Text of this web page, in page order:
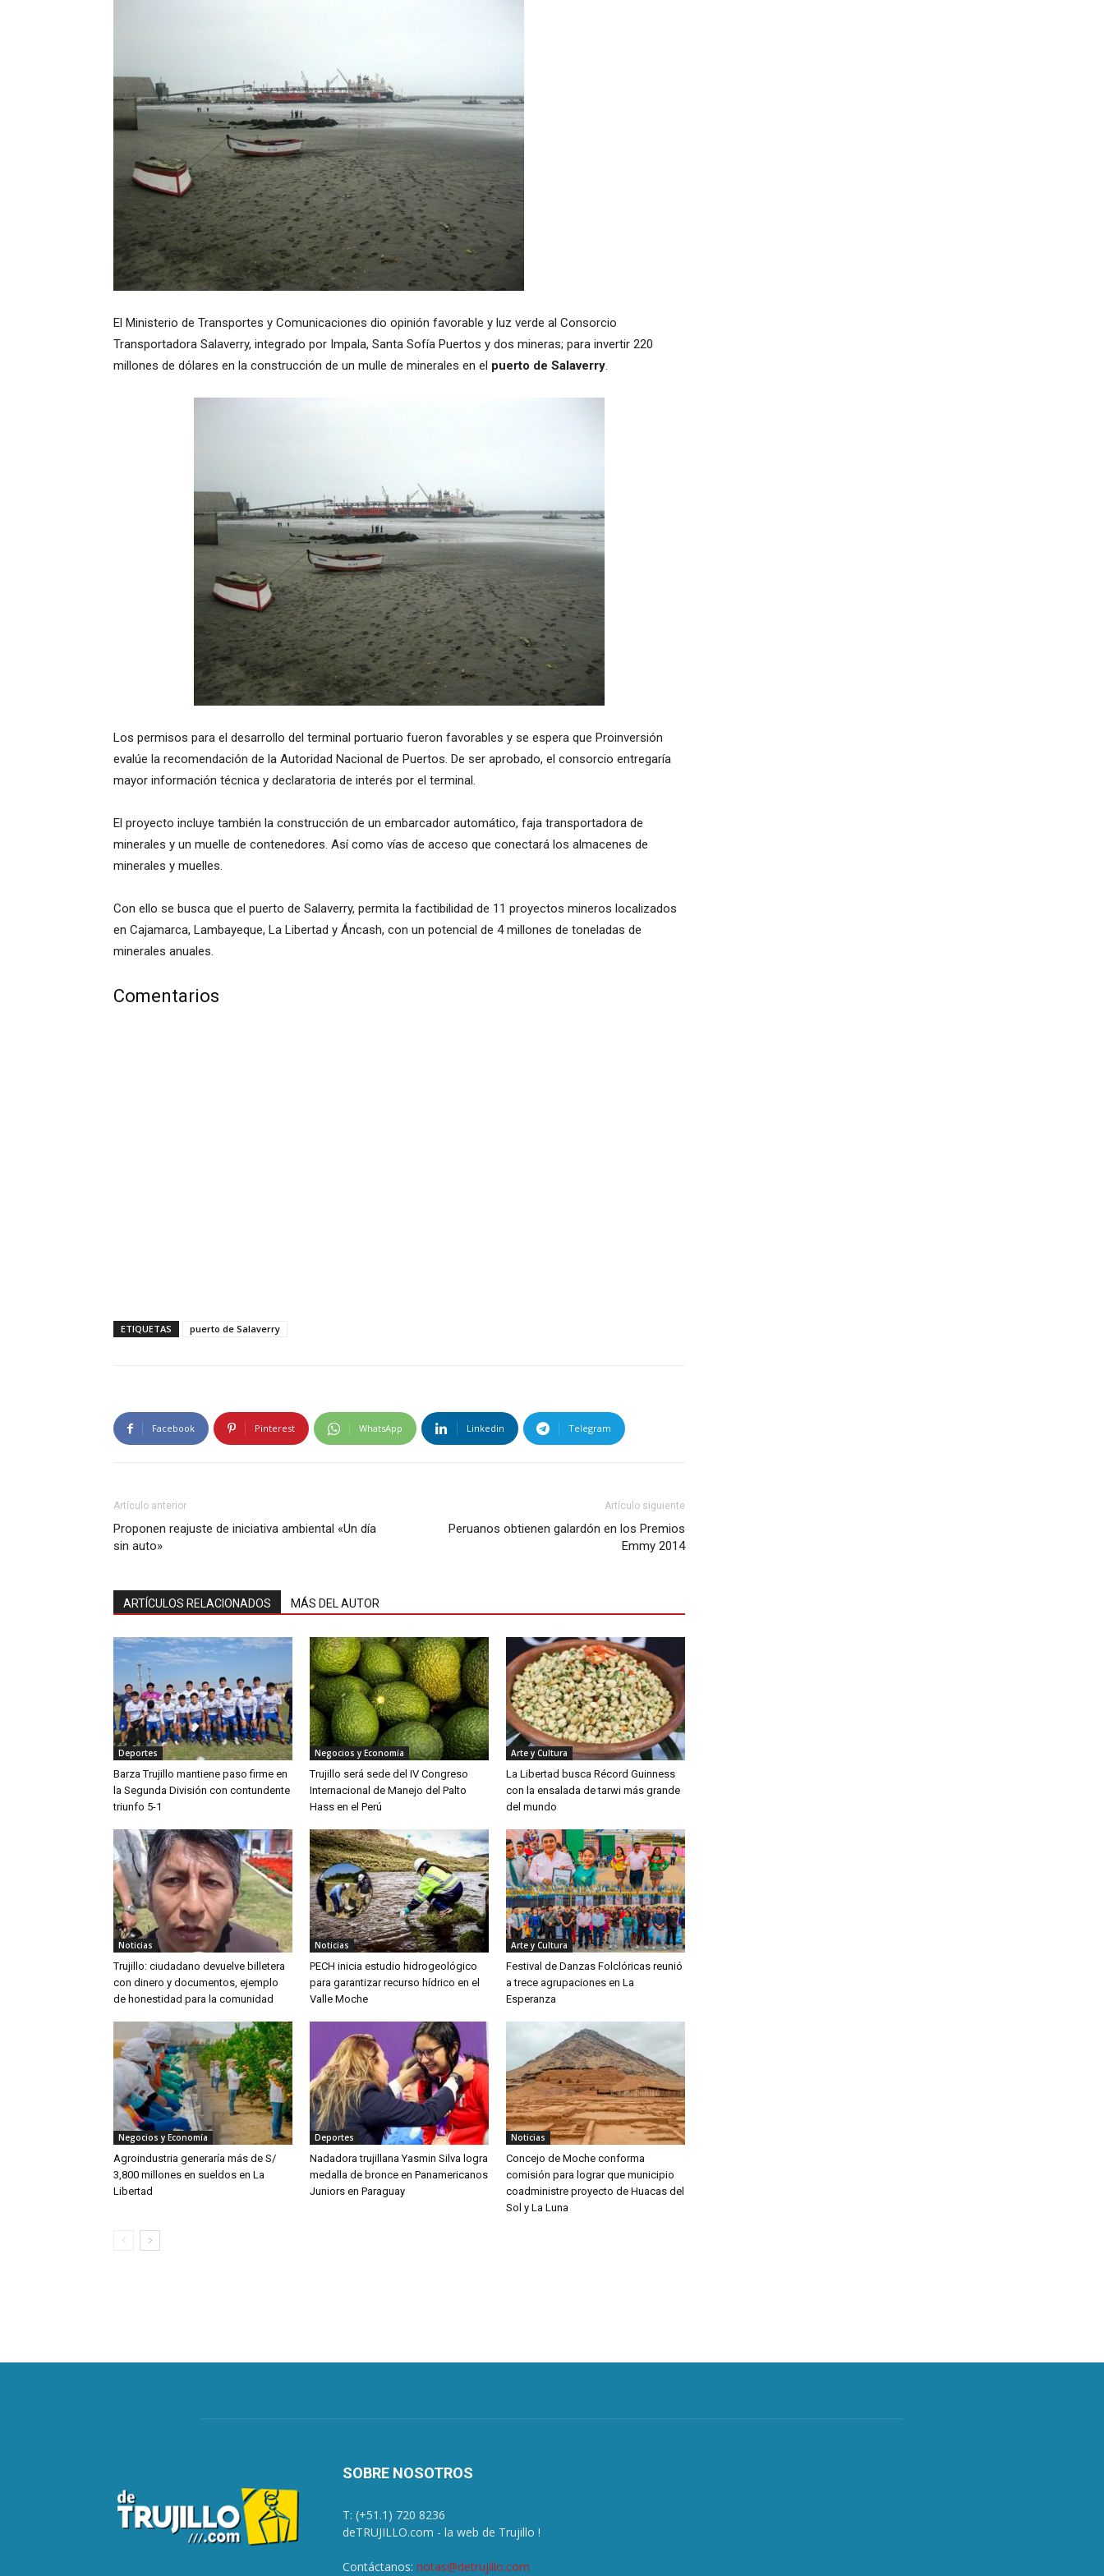
El Ministerio de Transportes y Comunicaciones dio opinión favorable y luz verde al Consorcio
Transportadora Salaverry, integrado por Impala, Santa Sofía Puertos y dos mineras; para invertir 220
millones de dólares en la construcción de un mulle de minerales en el puerto de Salaverry.
Los permisos para el desarrollo del terminal portuario fueron favorables y se espera que Proinversión
evalúe la recomendación de la Autoridad Nacional de Puertos. De ser aprobado, el consorcio entregaría
mayor información técnica y declaratoria de interés por el terminal.
El proyecto incluye también la construcción de un embarcador automático, faja transportadora de
minerales y un muelle de contenedores. Así como vías de acceso que conectará los almacenes de
minerales y muelles.
Con ello se busca que el puerto de Salaverry, permita la factibilidad de 11 proyectos mineros localizados
en Cajamarca, Lambayeque, La Libertad y Áncash, con un potencial de 4 millones de toneladas de
minerales anuales.
Comentarios
ETIQUETAS puerto de Salaverry
Facebook Pinterest WhatsApp Linkedin Telegram
Artículo anterior
Proponen reajuste de iniciativa ambiental «Un día
sin auto»
Artículo siguiente
Peruanos obtienen galardón en los Premios
Emmy 2014
ARTÍCULOS RELACIONADOS MÁS DEL AUTOR
Deportes
Barza Trujillo mantiene paso firme en
la Segunda División con contundente
triunfo 5-1
Negocios y Economía
Trujillo será sede del IV Congreso
Internacional de Manejo del Palto
Hass en el Perú
Arte y Cultura
La Libertad busca Récord Guinness
con la ensalada de tarwi más grande
del mundo
Noticias
Trujillo: ciudadano devuelve billetera
con dinero y documentos, ejemplo
de honestidad para la comunidad
Noticias
PECH inicia estudio hidrogeológico
para garantizar recurso hídrico en el
Valle Moche
Arte y Cultura
Festival de Danzas Folclóricas reunió
a trece agrupaciones en La
Esperanza
Negocios y Economía
Agroindustria generaría más de S/
3,800 millones en sueldos en La
Libertad
Deportes
Nadadora trujillana Yasmin Silva logra
medalla de bronce en Panamericanos
Juniors en Paraguay
Noticias
Concejo de Moche conforma
comisión para lograr que municipio
coadministre proyecto de Huacas del
Sol y La Luna
SOBRE NOSOTROS
T: (+51.1) 720 8236
deTRUJILLO.com - la web de Trujillo !
Contáctanos: notas@detrujillo.com